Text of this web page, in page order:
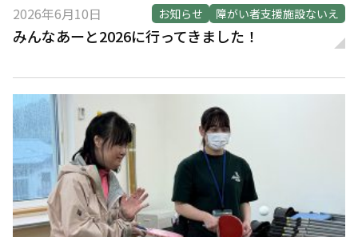
2026年6月10日 お知らせ 障がい者支援施設ないえ
みんなあーと2026に行ってきました！